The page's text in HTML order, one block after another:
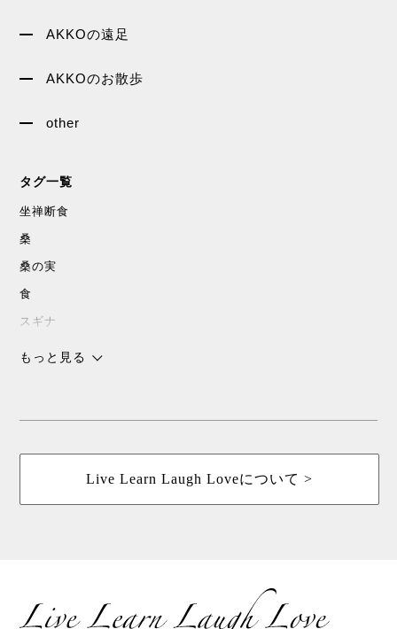
AKKOの遠足
AKKOのお散歩
other
タグ一覧
坐禅断食
桑
桑の実
食
スギナ
沖縄
浜比嘉島
桑茶
もっと見る
Live Learn Laugh Loveについて >